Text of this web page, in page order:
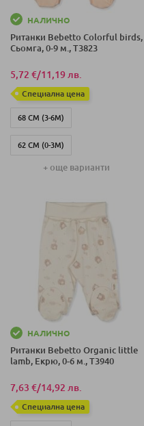
НАЛИЧНО
Ританки Bebetto Colorful birds,
Сьомга, 0-9 м., T3823
5,72 €/11,19 лв.
Специална цена
68 СМ (3-6М)
62 СМ (0-3М)
74 СМ (6-9М)
+ още варианти
НАЛИЧНО
Ританки Bebetto Organic little
lamb, Екрю, 0-6 м., T3940
7,63 €/14,92 лв.
Специална цена